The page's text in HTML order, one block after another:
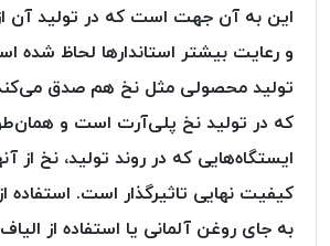
VENTO
پارما
PARMA
نخ
دستبندی
DOVE
نخ گلدوزی
FILKRISTAL
این به آن جهت است که در تولید آن از
و رعایت بیشتر استاندارها لحاظ شده
تولید محصولی مثل نخ هم صدق
که در تولید نخ پلی‌آرت است و
ایستگاه‌هایی که در روند تولید، نخ از
کیفیت نهایی تاثیرگذار است. استفاده
به جای روغن آلمانی یا استفاده از